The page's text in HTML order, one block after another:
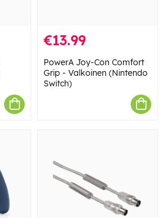
€13.99
PowerA Joy-Con Comfort
Grip - Valkoinen (Nintendo
Switch)